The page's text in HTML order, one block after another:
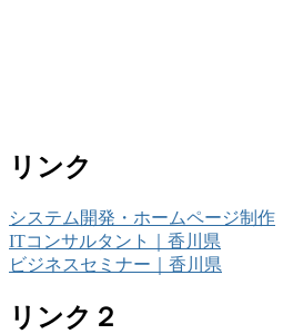
リンク
システム開発・ホームページ制作
ITコンサルタント｜香川県
ビジネスセミナー｜香川県
リンク２